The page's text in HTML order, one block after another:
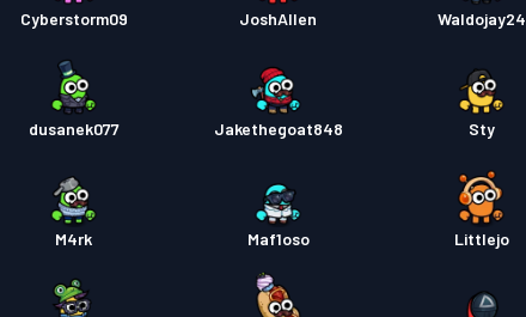
Cyberstorm09 JoshAllen Waldojay24
dusanek077 Jakethegoat848 Sty
M4rk Maf1oso Littlejo